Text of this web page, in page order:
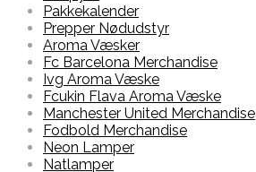
Pakkekalender
Prepper Nødudstyr
Aroma Væsker
Fc Barcelona Merchandise
Ivg Aroma Væske
Fcukin Flava Aroma Væske
Manchester United Merchandise
Fodbold Merchandise
Neon Lamper
Natlamper